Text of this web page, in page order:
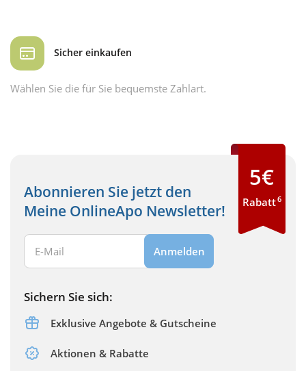
Sicher einkaufen
Wählen Sie die für Sie bequemste Zahlart.
Abonnieren Sie jetzt den
Meine OnlineApo Newsletter!
Ihre E-Mail Adresse:
Anmelden
Sichern Sie sich:
Exklusive Angebote & Gutscheine
Aktionen & Rabatte
5€
Rabatt6